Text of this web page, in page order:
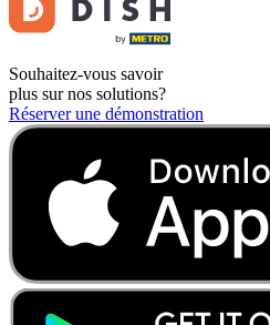
Souhaitez-vous savoir
plus sur nos solutions?
Réserver une démonstration